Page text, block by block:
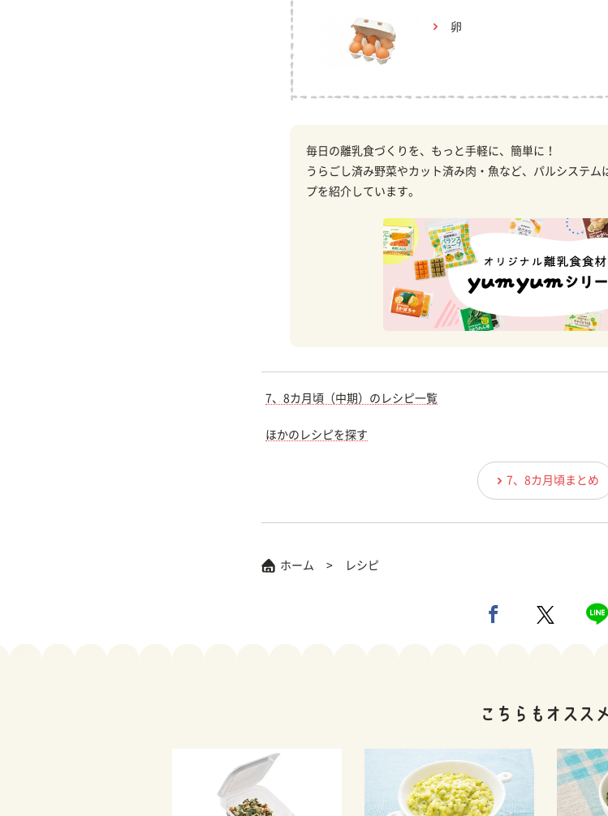
卵
毎日の離乳食づくりを、もっと手軽に、簡単に！
うらごし済み野菜やカット済み肉・魚など、パルシステム
プを紹介しています。
7、8カ月頃（中期）のレシピ一覧
ほかのレシピを探す
7、8カ月頃まとめ
ホーム レシピ